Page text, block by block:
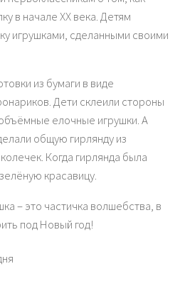
в начале ХХ века. Детям
игрушками, сделанными своими
из бумаги в виде
Дети склеили стороны
елочные игрушки. А
общую гирлянду из
Когда гирлянда была
красавицу.
– это частичка волшебства, в
под Новый год!